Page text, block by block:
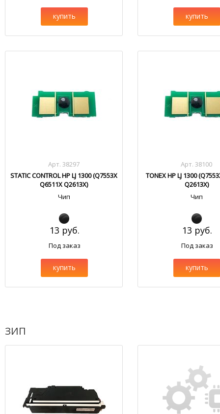
купить купить
Арт. 38297
STATIC CONTROL HP LJ 1300 (Q7553X
Q6511X Q2613X)
Чип
13 руб.
Под заказ
купить
Арт. 38100
TONEX HP LJ 1300
Q2613X)
Чип
13 руб.
Под заказ
купить
ЗИП